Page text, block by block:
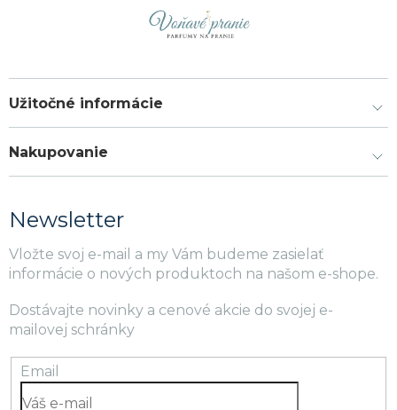
Užitočné informácie
Nakupovanie
Newsletter
Vložte svoj e-mail a my Vám budeme zasielať
informácie o nových produktoch na našom e-shope.
Dostávajte novinky a cenové akcie do svojej e-
mailovej schránky
Email